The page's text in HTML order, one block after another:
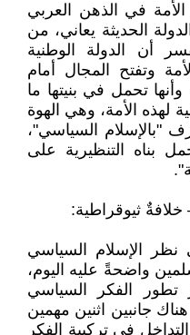
في الذهن العربي
الحديثة يعاني، من
أن الدولة الوطنية
وتفتح المجال أمام
تحمل في بنيتها ما
لهذه الأمة، وهي الهوة
"بالإسلام السياسي"،
بناه التنظيرية على
خلافةٌ ثيوقراطية:
نظر الإسلام السياسي
واضحةً عليه اليوم،
تطور الفكر السياسي
جانبين اثنين مهمين
في تركيبة الفكر